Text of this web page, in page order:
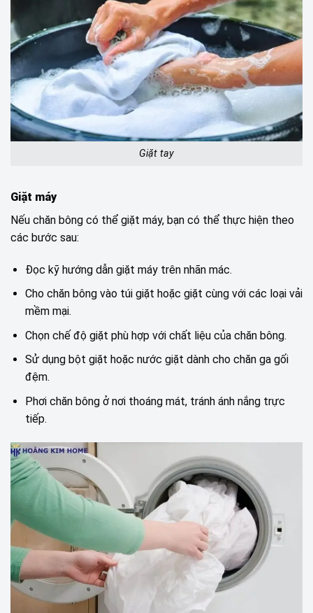
Giặt tay
Giặt máy
Nếu chăn bông có thể giặt máy, bạn có thể thực hiện theo
các bước sau:
Đọc kỹ hướng dẫn giặt máy trên nhãn mác.
Cho chăn bông vào túi giặt hoặc giặt cùng với các loại vải
mềm mại.
Chọn chế độ giặt phù hợp với chất liệu của chăn bông.
Sử dụng bột giặt hoặc nước giặt dành cho chăn ga gối
đệm.
Phơi chăn bông ở nơi thoáng mát, tránh ánh nắng trực
tiếp.